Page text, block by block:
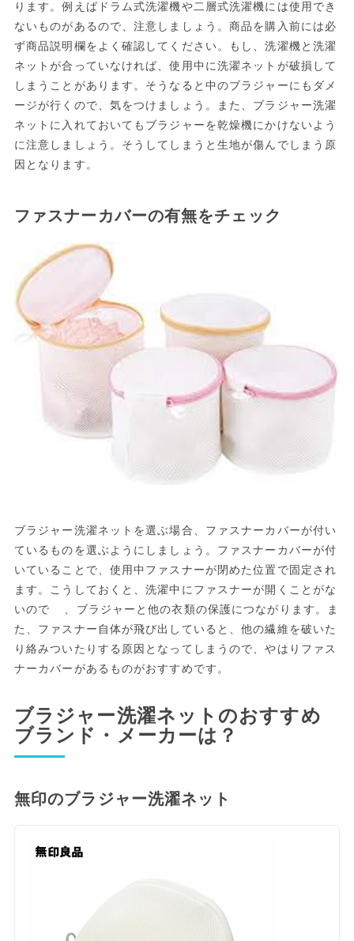
ります。例えばドラム式洗濯機や二層式洗濯機には使用でき
ないものがあるので、注意しましょう。商品を購入前には必
ず商品説明欄をよく確認してください。もし、洗濯機と洗濯
ネットが合っていなければ、使用中に洗濯ネットが破損して
しまうことがあります。そうなると中のブラジャーにもダメ
ージが行くので、気をつけましょう。また、ブラジャー洗濯
ネットに入れておいてもブラジャーを乾燥機にかけないよう
に注意しましょう。そうしてしまうと生地が傷んでしまう原
因となります。
ファスナーカバーの有無をチェック
ブラジャー洗濯ネットを選ぶ場合、ファスナーカバーが付い
ているものを選ぶようにしましょう。ファスナーカバーが付
いていることで、使用中ファスナーが閉めた位置で固定され
ます。こうしておくと、洗濯中にファスナーが開くことがな
いので 、ブラジャーと他の衣類の保護につながります。ま
た、ファスナー自体が飛び出していると、他の繊維を破いた
り絡みついたりする原因となってしまうので、やはりファス
ナーカバーがあるものがおすすめです。
ブラジャー洗濯ネットのおすすめ
ブランド・メーカーは？
無印のブラジャー洗濯ネット